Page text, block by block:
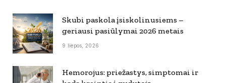
Skubi paskola įsiskolinusiems –
geriausi pasiūlymai 2026 metais
9 liepos, 2026
Hemorojus: priežastys, simptomai ir